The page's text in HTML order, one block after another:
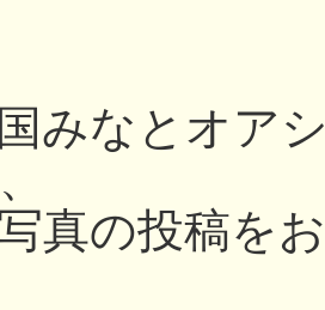
みなとオア
真の投稿を